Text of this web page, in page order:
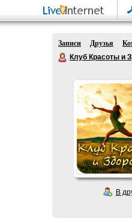
Записи Друзья
Клуб Красоты и
В